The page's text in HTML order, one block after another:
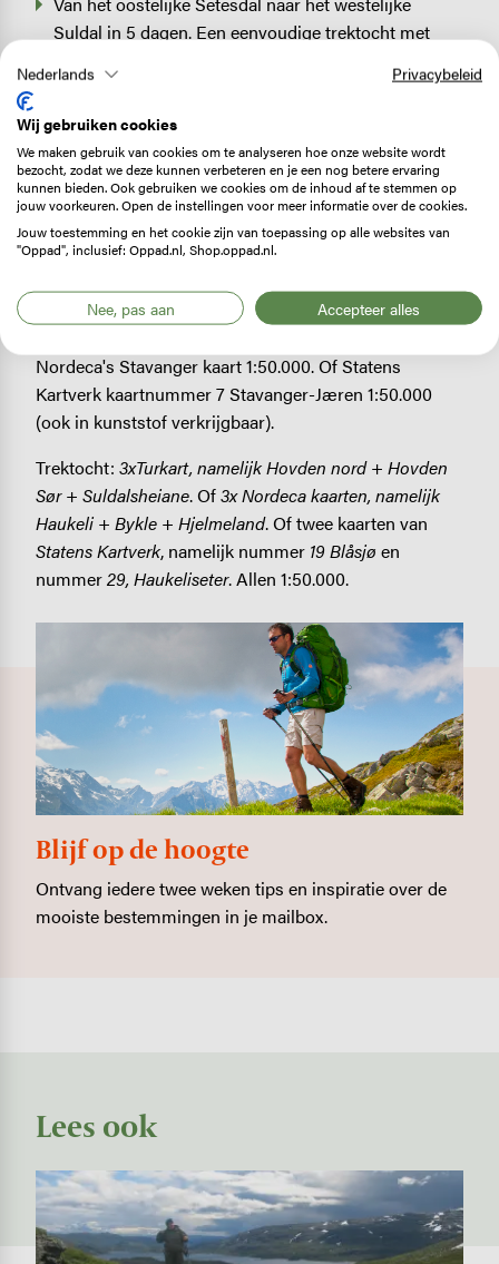
Suldal in 5 dagen. Een eenvoudige trektocht met
met een ruig karakter vanwege het kale gesteente.
Zelfbedieningshutten onderweg. Startpunt vormt
Hovden,
www.hovdeninfo.com
Benodigde kaarten
de Preekstoel, maar wie ook de andere dagtocht wil
Nordeca's Stavanger kaart 1:50.000. Of Statens
Kartverk kaartnummer 7 Stavanger-Jæren 1:50.000
(ook in kunststof verkrijgbaar).
Trektocht: 3xTurkart, namelijk Hovden nord + Hovden
Sør + Suldalsheiane. Of3x Nordeca kaarten, namelijk
Haukeli + Bykle + Hjelmeland. Of twee kaarten van
Statens Kartverk, namelijk nummer 19 Blåsjø en
nummer29, Haukeliseter. Allen 1:50.000.
Blijf op de hoogte
Ontvang iedere twee weken tips en inspiratie over de
mooiste bestemmingen in je mailbox.
Lees ook
Image
Nederlands Privacybeleid
Wij gebruiken cookies
We maken gebruik van cookies om te analyseren hoe onze website wordt
bezocht, zodat we deze kunnen verbeteren en je een nog betere ervaring
kunnen bieden. Ook gebruiken we cookies om de inhoud af te stemmen op
jouw voorkeuren. Open de instellingen voor meer informatie over de cookies.
Jouw toestemming en het cookie zijn van toepassing op alle websites van
"Oppad", inclusief: Oppad.nl, Shop.oppad.nl.
Nee, pas aan Accepteer alles